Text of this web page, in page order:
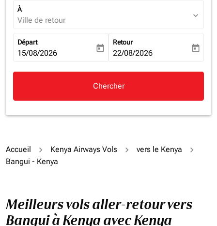
À
Ville de retour expand_more
Départ
fc-booking-departure-date-aria-label
15/08/2026 today
Retour
fc-booking-return-date-aria-
22/08/2026 today
Chercher
Accueil Kenya Airways Vols
vers le Kenya
Bangui - Kenya
Meilleurs vols aller-retour vers
Bangui à Kenya avec Kenya